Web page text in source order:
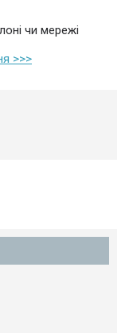
чи мережі
>>>